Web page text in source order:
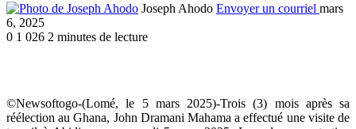
Joseph Ahodo Envoyer un courriel mars
6, 2025
0 1 026 2 minutes de lecture
©Newsoftogo-(Lomé, le 5 mars 2025)-Trois (3) mois après sa
réélection au Ghana, John Dramani Mahama a effectué une visite de